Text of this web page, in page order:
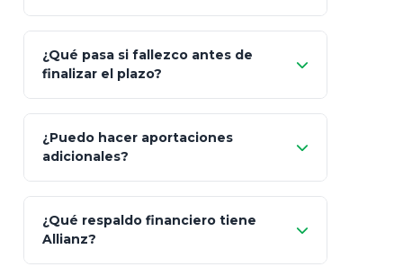
"Switching" (cambio de fondos)
¿Qué pasa si fallezco antes de
finalizar el plazo?
100% a tus
beneficiarios designados
¿Puedo hacer aportaciones
adicionales?
¿Qué respaldo financiero tiene
Allianz?